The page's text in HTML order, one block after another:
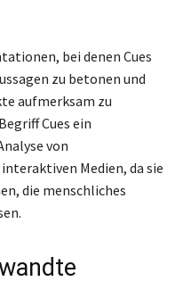
bei denen Cues
zu betonen und
aufmerksam zu
Cues ein
von
Medien, da sie
die menschliches